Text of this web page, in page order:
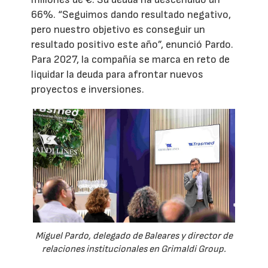
66%. “Seguimos dando resultado negativo,
pero nuestro objetivo es conseguir un
resultado positivo este año”, enunció Pardo.
Para 2027, la compañía se marca en reto de
liquidar la deuda para afrontar nuevos
proyectos e inversiones.
Miguel Pardo, delegado de Baleares y director de
relaciones institucionales en Grimaldi Group.